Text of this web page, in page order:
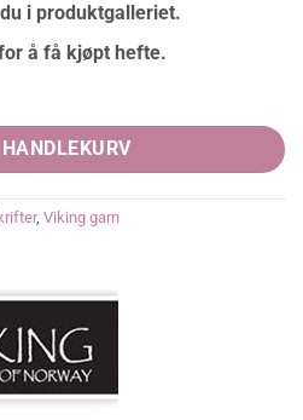
i produktgalleriet.
å få kjøpt hefte.
HANDLEKURV
, Viking garn